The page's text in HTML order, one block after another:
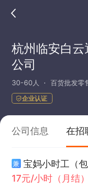
杭州临安白
公司
30-60人 百货批发零
企业认证
公司信息 在招
兼 宝妈小时工（包
17元/小时（月结）